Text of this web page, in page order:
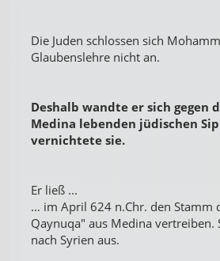
Die Juden schlossen sich
Glaubenslehre nicht an.
Deshalb wandte er sich gegen
Medina lebenden jüdischen
vernichtete sie.
Er ließ ...
… im April 624 n.Chr. den Stamm
Qaynuqa" aus Medina vertreiben.
nach Syrien aus.